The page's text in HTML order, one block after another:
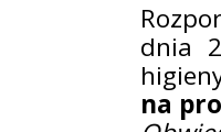
dnia
na